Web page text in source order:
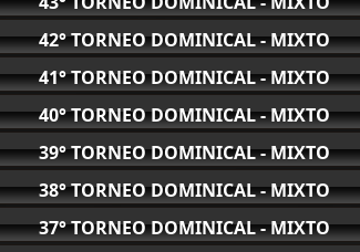
42° TORNEO DOMINICAL - MIXTO
41° TORNEO DOMINICAL - MIXTO
40° TORNEO DOMINICAL - MIXTO
39° TORNEO DOMINICAL - MIXTO
38° TORNEO DOMINICAL - MIXTO
37° TORNEO DOMINICAL - MIXTO